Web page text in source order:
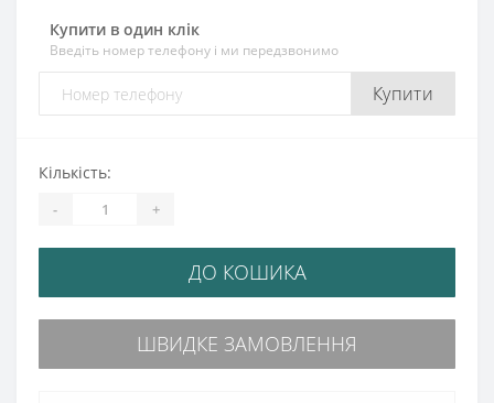
Купити в один клік
Введіть номер телефону і ми передзвонимо
Купити
Кількість:
- +
ДО КОШИКА
ШВИДКЕ ЗАМОВЛЕННЯ